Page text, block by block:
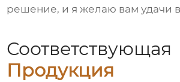
решение, и я желаю вам удачи
Соответствующая
Продукция